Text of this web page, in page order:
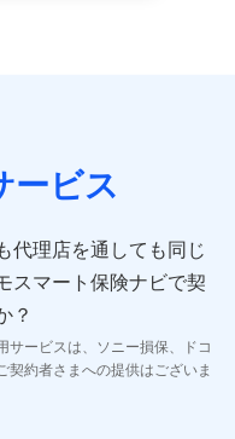
に法人向けASPサー
皆様に有用なお知らせ
ービス
代理店を通しても同じ
スマート保険ナビで契
？
サービスは、ソニー損保、ドコ
契約者さまへの提供はございま